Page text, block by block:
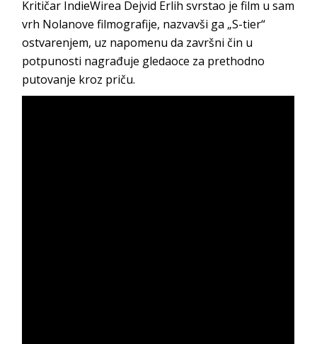
Kritičar IndieWirea Dejvid Erlih svrstao je film u sam
vrh Nolanove filmografije, nazvavši ga „S-tier“
ostvarenjem, uz napomenu da završni čin u
potpunosti nagrađuje gledaoce za prethodno
putovanje kroz priču.